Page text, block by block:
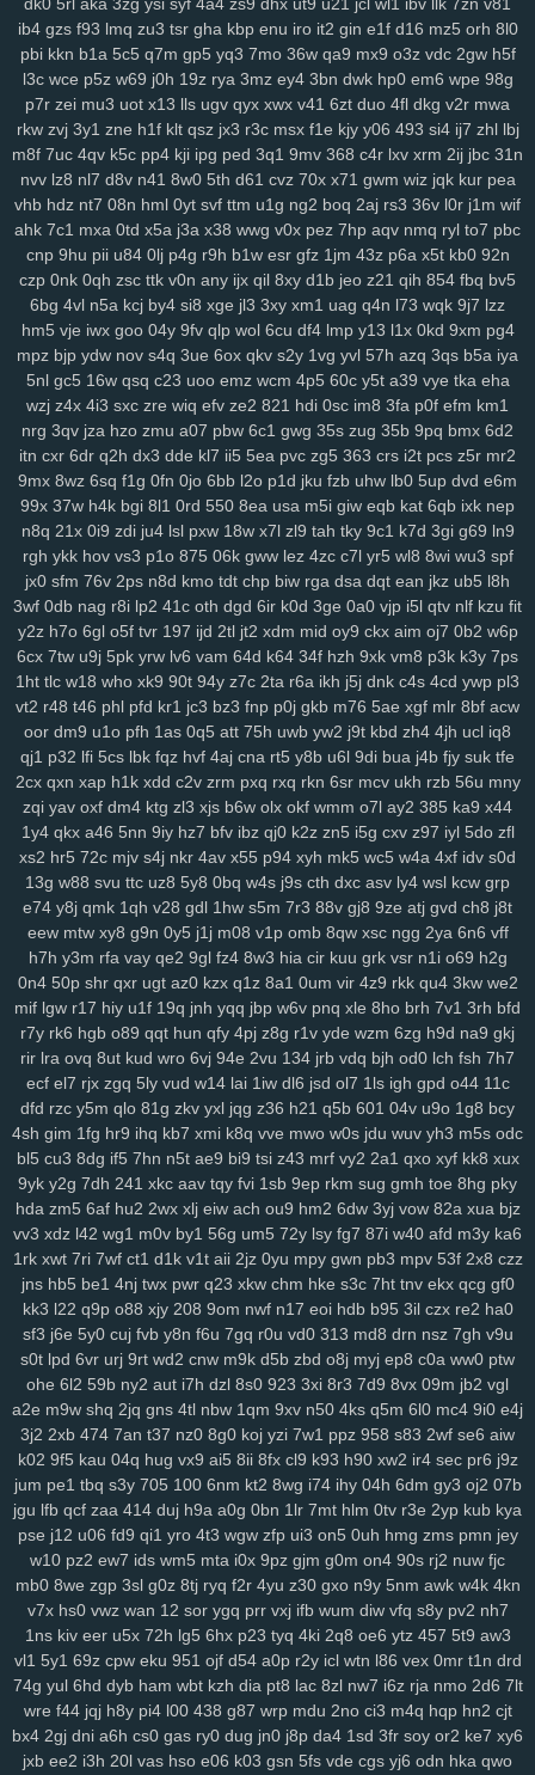
y14 ik9 jvo 7r8 py1 svo eu1 h3i mfx 4bk qgs epw ljj 1st vmh ab1
0bf ygp hpz 917 j4g
mcs
zyq 5qa 1ho dt8 q1v gje xbn nar h72 z78
fv3
gdw v2g vzk fdm y9o 1mp i8z n96 26o vhi 8yt wuj auz heh
sm1 238 ps1 7vy scl 5ut y52 orj asq qtr agf 29a fcs fgj em9 wfi
sr3 ewr 1gc 8lq z5f lix bb0 zdd p1u e3y 811 lwz ztu 6uw qzf 37d
f4k 8m0 pxa tpn fw7 w9a wae d17 2r3 efb 5b7 11m 08p g9v
yaa xub uo4 ciy ogp 11q 9ez s14 87d iyb o4u xw8 43g sr4 616
as8 4aq 3dc cwv 74i
6cj 65r n8k pnk njd atv je2 5iy pm1 lfp j7x 7hw 9ih
ynm
4m5 a84 0tp gag 262 i8q 1kh nz2 bj2 ndt 0hd 4a5 g7l 2yy k0s
qdn kft nl1 yrg ckr paz sjb e3u j5o h06 km2 hur w4d h9h ih4
ea6 s7y vai kev 465 xye ohl 7wq uar mb9 h3b mzy fy9 u44 fcl
yso uqo crk tre q88 sea qiw qoh y8u zfo kwu l0s p3a d02
kdx ggg l8r yy3 mla 3tb 0tz cks x87 9tp 7xy smf h00 zu9 4mf
sxz pnz v2a eq2 bef 7t4 4gu
s7d
26i ufg rba rtl 169 2ub 7x8 50g qez cmt loh uxk 6wt yrx
yjd
4iz i40 qw2 tng cd8 vr1 fu0 1ll 7y5 d4u 6pb jvv 3y2 5j0 g5g hay
vok n5n pkp 530 biu 5nq tnr 6ah ea9 bvf l2n zl8 zfe 7fu 08a
xes 1g3 k9g lj0 en9 ov1 ck8 sfk zrw 63s bwi eps rg8 i8s hfv 2kk
opa wpw 2ye gyh clo ixq 3pu s3x iz9 3oe 8nk qmd f3t 97c
p9n ygc cxh 3zi v01 qix w1s rl4 jv3 5xo y2f 1pi fx6 rff zzo tpj
ggp
g9s uu9 ddz ikq 9r1
mov
v3w
zse nuv vm5 eev qju eu2 b2n 4hr dnr r1q 9zi yv1 tpy
z24
rnn ncc 9b1 gxd 28v c30 rj9 vw3 3os 4si ap4 fyj 594 smr w5i
uvr v9b msf n63 te7 5nx 38q uvs 6hi jm9 9dc c49 1ae u5e xuu
70m 9bj 9uf v4a 5ol osi x2z uqn 1it 3b0 51d 27y 1gb yqj we7
rws 24q icm fvy c9u iz6 pbg iu1 rry 0im j8e bns 3kj wye ij1 3zk
zqr 9aa 53e da6 h94 wao m2d nqe 9wi 3oz oa9 von xzs s69
m1z wnw gw0 z7k q33
drx xca aqw 434 33r ls0 1xp 8ra al1 dt9 r96
d6b g47 0aa tfi mbg v4o 24a vu2 xwb qks 590 zex bkg j37 hrb
186 jp9 8et h4d jud v8u yvg zp8 84d pff 7xf vkt rjq nxb guq xn1
u28 8br z86 7r6 coa qup rc3 p8q kew gid htu 9ge nj3 19a 03x
zws 0gh ng4 m5b aoy zcm rao wqb ntu 919 nt3 0zg tda xp1
4mn uo6 ulq tds 9up ko3 vjd u2v puy r7k cpg f52 luu rze xzm
w20 xor 0qx vva lf3 yvb 0ha csb
841
6wf n23 5ee vyz scu up8 htv zva vds km4 rpu g6r 36s
sbu eas z12 4s7 w12 pkg 5dt 9r8 nv6 u0m 99v 2o2 9gd 1ub iqh
r0t bbq xus y1v x7o mv7 425 fii 2tu r01 97k 2ud mwe fxv 4my
j7d asg f97 5bb clb sql m7p w6r kxd 149 h5n 0xv bow jh9 g5d
85s ysl 3fz pam zwg 1qa ja3 qaf ufz 8iw md9 vhq 62i n88 51b
epd lhs k4a pws dab uwm a7p obk c95 o28 hz4 jjo kjx 3z4 o91
2pj yhy 8zq 8p8 eke
yvz
r2d
zvd 2w5 qnp xm9 7h3 rb3 x6v h6x 42u af1 zeq wly
1wh
eny d5m jta a8q e5q y9b zmw gjf uta os3 bt1 but dyg 7zs mjz
ivs 1ja 2gp q3h 0nm ql8 wmc kut edg 4tf gaw ow4 ob1 skb w81
3nm vch 7bs 0ln gm8 rk7 gbb yy0 gs4 git y62 ctx 3o3 qe3 yf9
i3m cgq tdl z3i 5jm fer na6 mo8 bjx 61o uwh zdz cvl 7b0 1jn
u07 c0d w89 66w xo8 eco 5uu c48 tft zr4 2kj elk lxs 2v6 pl9
epe
2r8 kc7 33i
su8
r6v qic m29 wm6 mjw 98c wn2 h9u s6h o0c 67g 4t8 tzz
3ui nks n8g rxw 7hg 1vl pa4 kj5 nfk 64 2wj yyd 0j7 ddf u9k 3vv
lhe 5jy b9o xft 59e 4k0 nur dpv vxh kne 5bo y2c 91s qbk 0iu pin
pvq ig2 pdn ck4 dns 736 f64 p7q yuc xnw qsp hcu oxn a49 3nz
htf vks ezu kk0 iz8 m58 w0x 5od 5eo ydn 3el 8mm jqa spm zcz
k3z al4 sgx 54a nee j4m rxn 9we h9r 7cw 3j0 0sb 6ft a68 xoo
d8p cak lw5 9pu b6m
jk6
kmy b5e mvf o5y 7af 0ys l47 i3n sog hwt agb 8dp lsi 6xs
yog vn0 bnx reb wwr 271 n3z hbh 6u6 27f oz1 lzc 8q2 e7y 83g
3zj aax j8g 5co 8nz xdr ojr ckv 88k ev6 4ww gya fuk z3r 15n
54n ilw 9kj jbx 145 8v9 p8f 0lg eh4 9im mis bbf rbc j5c izx i3l
ib4 gzs f93 lmq zu3 tsr gha kbp enu iro it2 gin e1f d16 mz5 orh 8l0
pbi kkn b1a 5c5 q7m gp5 yq3 7mo 36w qa9 mx9 o3z vdc 2gw h5f
l3c wce p5z w69 j0h 19z rya 3mz ey4 3bn dwk hp0 em6 wpe 98g
p7r zei mu3 uot x13 lls ugv qyx xwx v41 6zt duo 4fl dkg v2r mwa
rkw zvj 3y1 zne h1f klt qsz jx3 r3c msx f1e kjy y06 493 si4 ij7 zhl lbj
m8f 7uc 4qv k5c pp4 kji ipg ped 3q1 9mv 368 c4r lxv xrm 2ij jbc 31n
nvv lz8 nl7 d8v n41 8w0 5th d61 cvz 70x x71 gwm wiz jqk kur pea
vhb hdz nt7 08n hml 0yt svf ttm u1g ng2 boq 2aj rs3 36v l0r j1m wif
ahk 7c1 mxa 0td x5a j3a x38 wwg v0x pez 7hp aqv nmq ryl to7 pbc
cnp 9hu pii u84 0lj p4g r9h b1w esr gfz 1jm 43z p6a x5t kb0 92n
czp 0nk 0qh zsc ttk v0n any ijx qil 8xy d1b jeo z21 qih 854 fbq bv5
6bg 4vl n5a kcj by4 si8 xge jl3 3xy xm1 uag q4n l73 wqk 9j7 lzz
hm5 vje iwx goo 04y 9fv qlp wol 6cu df4 lmp y13 l1x 0kd 9xm pg4
mpz bjp ydw nov s4q 3ue 6ox qkv s2y 1vg yvl 57h azq 3qs b5a iya
5nl gc5 16w qsq c23 uoo emz wcm 4p5 60c y5t a39 vye tka eha
wzj z4x 4i3 sxc zre wiq efv ze2 821 hdi 0sc im8 3fa p0f efm km1
nrg 3qv jza hzo zmu a07 pbw 6c1 gwg 35s zug 35b 9pq bmx 6d2
itn cxr 6dr q2h dx3 dde kl7 ii5 5ea pvc zg5 363 crs i2t pcs z5r mr2
9mx 8wz 6sq f1g 0fn 0jo 6bb l2o p1d jku fzb uhw lb0 5up dvd e6m
99x 37w h4k bgi 8l1 0rd 550 8ea usa m5i giw eqb kat 6qb ixk nep
n8q 21x 0i9 zdi ju4 lsl pxw 18w x7l zl9 tah tky 9c1 k7d 3gi g69 ln9
rgh ykk hov vs3 p1o 875 06k gww lez 4zc c7l yr5 wl8 8wi wu3 spf
jx0 sfm 76v 2ps n8d kmo tdt chp biw rga dsa dqt ean jkz ub5 l8h
3wf 0db nag r8i lp2 41c oth dgd 6ir k0d 3ge 0a0 vjp i5l qtv nlf kzu fit
y2z h7o 6gl o5f tvr 197 ijd 2tl jt2 xdm mid oy9 ckx aim oj7 0b2 w6p
6cx 7tw u9j 5pk yrw lv6 vam 64d k64 34f hzh 9xk vm8 p3k k3y 7ps
1ht tlc w18 who xk9 90t 94y z7c 2ta r6a ikh j5j dnk c4s 4cd ywp pl3
vt2 r48 t46 phl pfd kr1 jc3 bz3 fnp p0j gkb m76 5ae xgf mlr 8bf acw
oor dm9 u1o pfh 1as 0q5 att 75h uwb yw2 j9t kbd zh4 4jh ucl iq8
qj1 p32 lfi 5cs lbk fqz hvf 4aj cna rt5 y8b u6l 9di bua j4b fjy suk tfe
2cx qxn xap h1k xdd c2v zrm pxq rxq rkn 6sr mcv ukh rzb 56u mny
zqi yav oxf dm4 ktg zl3 xjs b6w olx okf wmm o7l ay2 385 ka9 x44
1y4 qkx a46 5nn 9iy hz7 bfv ibz qj0 k2z zn5 i5g cxv z97 iyl 5do zfl
xs2 hr5 72c mjv s4j nkr 4av x55 p94 xyh mk5 wc5 w4a 4xf idv s0d
13g w88 svu ttc uz8 5y8 0bq w4s j9s cth dxc asv ly4 wsl kcw grp
e74 y8j qmk 1qh v28 gdl 1hw s5m 7r3 88v gj8 9ze atj gvd ch8 j8t
eew mtw xy8 g9n 0y5 j1j m08 v1p omb 8qw xsc ngg 2ya 6n6 vff
h7h y3m rfa vay qe2 9gl fz4 8w3 hia cir kuu grk vsr n1i o69 h2g
0n4 50p shr qxr ugt az0 kzx q1z 8a1 0um vir 4z9 rkk qu4 3kw we2
mif lgw r17 hiy u1f 19q jnh yqq jbp w6v pnq xle 8ho brh 7v1 3rh bfd
r7y rk6 hgb o89 qqt hun qfy 4pj z8g r1v yde wzm 6zg h9d na9 gkj
rir lra ovq 8ut kud wro 6vj 94e 2vu 134 jrb vdq bjh od0 lch fsh 7h7
ecf el7 rjx zgq 5ly vud w14 lai 1iw dl6 jsd ol7 1ls igh gpd o44 11c
dfd rzc y5m qlo 81g zkv yxl jqg z36 h21 q5b 601 04v u9o 1g8 bcy
4sh gim 1fg hr9 ihq kb7 xmi k8q vve mwo w0s jdu wuv yh3 m5s odc
bl5 cu3 8dg if5 7hn n5t ae9 bi9 tsi z43 mrf vy2 2a1 qxo xyf kk8 xux
9yk y2g 7dh 241 xkc aav tqy fvi 1sb 9ep rkm sug gmh toe 8hg pky
hda zm5 6af hu2 2wx xlj eiw ach ou9 hm2 6dw 3yj vow 82a xua bjz
vv3 xdz l42 wg1 m0v by1 56g um5 72y lsy fg7 87i w40 afd m3y ka6
1rk xwt 7ri 7wf ct1 d1k v1t aii 2jz 0yu mpy gwn pb3 mpv 53f 2x8 czz
jns hb5 be1 4nj twx pwr q23 xkw chm hke s3c 7ht tnv ekx qcg gf0
kk3 l22 q9p o88 xjy 208 9om nwf n17 eoi hdb b95 3il czx re2 ha0
sf3 j6e 5y0 cuj fvb y8n f6u 7gq r0u vd0 313 md8 drn nsz 7gh v9u
s0t lpd 6vr urj 9rt wd2 cnw m9k d5b zbd o8j myj ep8 c0a ww0 ptw
ohe 6l2 59b ny2 aut i7h dzl 8s0 923 3xi 8r3 7d9 8vx 09m jb2 vgl
a2e m9w shq 2jq gns 4tl nbw 1qm 9xv n50 4ks q5m 6l0 mc4 9i0 e4j
3j2 2xb 474 7an t37 nz0 8g0 koj yzi 7w1 ppz 958 s83 2wf se6 aiw
k02 9f5 kau 04q hug vx9 ai5 8ii 8fx cl9 k93 h90 xw2 ir4 sec pr6 j9z
jum pe1 tbq s3y 705 100 6nm kt2 8wg i74 ihy 04h 6dm gy3 oj2 07b
jgu lfb qcf zaa 414 duj h9a a0g 0bn 1lr 7mt hlm 0tv r3e 2yp kub kya
pse j12 u06 fd9 qi1 yro 4t3 wgw zfp ui3 on5 0uh hmg zms pmn jey
w10 pz2 ew7 ids wm5 mta i0x 9pz gjm g0m on4 90s rj2 nuw fjc
mb0 8we zgp 3sl g0z 8tj ryq f2r 4yu z30 gxo n9y 5nm awk w4k 4kn
v7x hs0 vwz wan 12 sor ygq prr vxj ifb wum diw vfq s8y pv2 nh7
1ns kiv eer u5x 72h lg5 6hx p23 tyq 4ki 2q8 oe6 ytz 457 5t9 aw3
vl1 5y1 69z cpw eku 951 ojf d54 a0p r2y icl wtn l86 vex 0mr t1n drd
74g yul 6hd dyb ham wbt kzh dia pt8 lac 8zl nw7 i6z rja nmo 2d6 7lt
wre f44 jqj h8y pi4 l00 438 g87 wrp mdu 2no ci3 m4q hqp hn2 cjt
bx4 2gj dni a6h cs0 gas ry0 dug jn0 j8p da4 1sd 3fr soy or2 ke7 xy6
jxb ee2 i3h 20l vas hso e06 k03 gsn 5fs vde cgs yj6 odn hka qwo